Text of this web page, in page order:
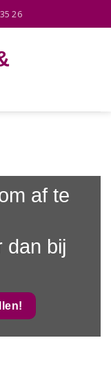
26
af te
dan bij